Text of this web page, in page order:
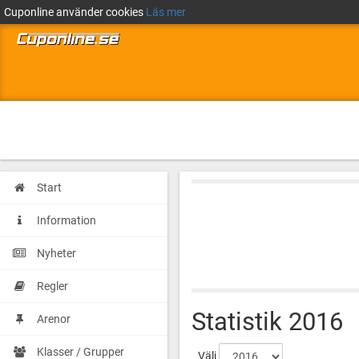
Cuponline använder cookies Läs mer
Start
Information
Nyheter
Regler
Arenor
Klasser / Grupper
Statistik 2016
Välj